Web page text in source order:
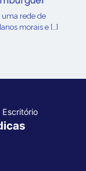
uma rede de
morais e […]
Escritório